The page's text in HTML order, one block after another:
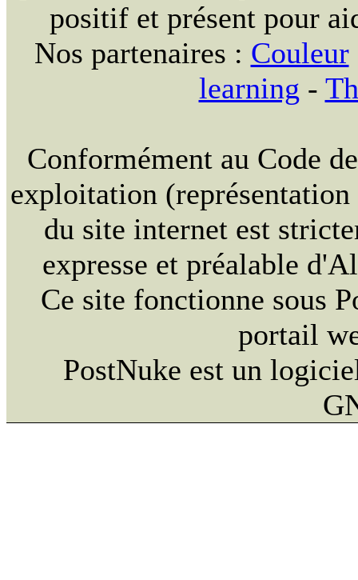
positif et présent pour
Nos partenaires : Couleur
learning -
Conformément au Code
exploitation
du site internet est
expresse et préalable
Ce site fonctionne sous
portail
PostNuke est un